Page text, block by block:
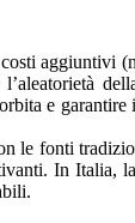
aggiuntivi
e
le fonti
In Italia,